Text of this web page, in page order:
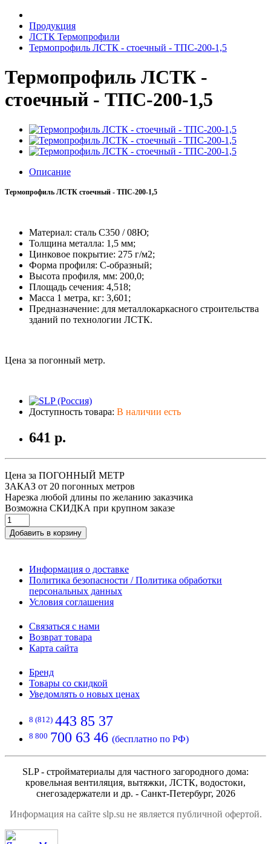
Продукция
ЛСТК Термопрофили
Термопрофиль ЛСТК - стоечный - ТПС-200-1,5
Термопрофиль ЛСТК -
стоечный - ТПС-200-1,5
Описание
Термопрофиль ЛСТК стоечный - ТПС-200-1,5
Материал: сталь С350 / 08Ю;
Толщина металла: 1,5 мм;
Цинковое покрытие: 275 г/м2;
Форма профиля: C-образный;
Высота профиля, мм: 200,0;
Площадь сечения: 4,518;
Масса 1 метра, кг: 3,601;
Предназначение: для металлокаркасного строительства
зданий по технологии ЛСТК.
Цена за погонный метр.
Доступность товара: В наличии есть
641 р.
Цена за ПОГОННЫЙ МЕТР
ЗАКАЗ от 20 погонных метров
Нарезка любой длины по желанию заказчика
Возможна СКИДКА при крупном заказе
Добавить в корзину
Информация о доставке
Политика безопасности / Политика обработки
персональных данных
Условия соглашения
Связаться с нами
Возврат товара
Карта сайта
Бренд
Товары со скидкой
Уведомлять о новых ценах
8 (812) 443 85 37
8 800 700 63 46 (бесплатно по РФ)
SLP - стройматериалы для частного загородного дома:
кровельная вентиляция, вытяжки, ЛСТК, водостоки,
снегозадержатели и др. - Санкт-Петербург, 2026
Информация на сайте slp.su не является публичной офертой.